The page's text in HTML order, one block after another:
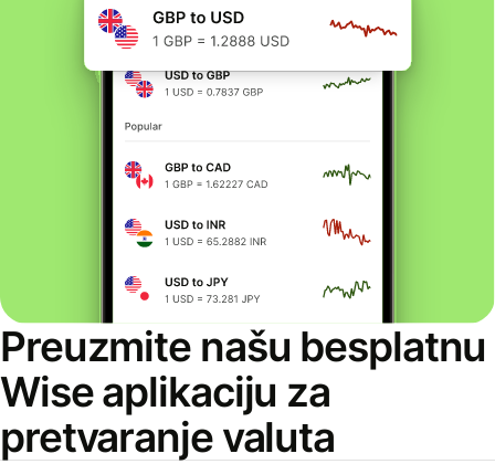
Preuzmite našu besplatnu
Wise aplikaciju za
pretvaranje valuta